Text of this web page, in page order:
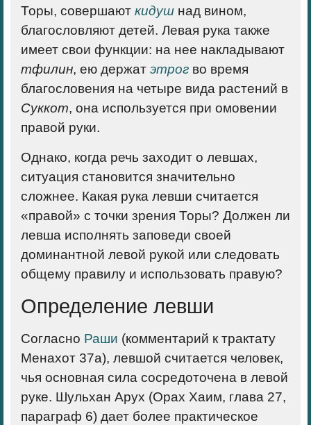
Торы, совершают кидуш над вином,
благословляют детей. Левая рука также
имеет свои функции: на нее накладывают
тфилин, ею держат этрог во время
благословения на четыре вида растений в
Суккот, она используется при омовении
правой руки.
Однако, когда речь заходит о левшах,
ситуация становится значительно
сложнее. Какая рука левши считается
«правой» с точки зрения Торы? Должен ли
левша исполнять заповеди своей
доминантной левой рукой или следовать
общему правилу и использовать правую?
Определение левши
Согласно Раши (комментарий к трактату
Менахот 37а), левшой считается человек,
чья основная сила сосредоточена в левой
руке. Шульхан Арух (Орах Хаим, глава 27,
параграф 6) дает более практическое